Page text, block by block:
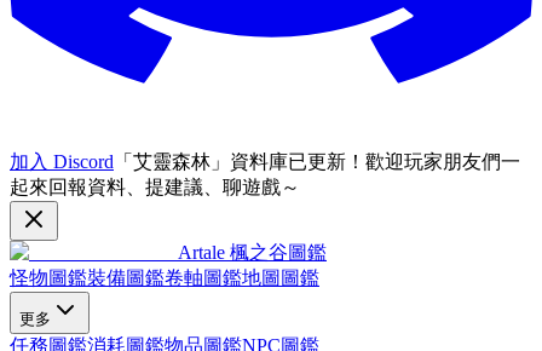
加入 Discord 「艾靈森林」資料庫已更新！歡迎玩家朋友們一
起來回報資料、提建議、聊遊戲～
Artale 楓之谷圖鑑
怪物圖鑑裝備圖鑑卷軸圖鑑地圖圖鑑
更多
任務圖鑑消耗圖鑑物品圖鑑NPC圖鑑